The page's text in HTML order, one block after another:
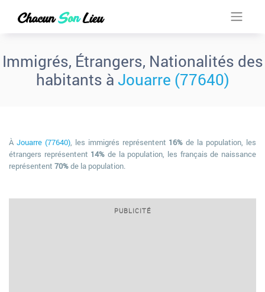
Immigrés, Étrangers, Nationalités des
habitants à Jouarre (77640)
À Jouarre (77640), les immigrés représentent 16% de la population, les
étrangers représentent 14% de la population, les français de naissance
représentent 70%de la population.
PUBLICITÉ